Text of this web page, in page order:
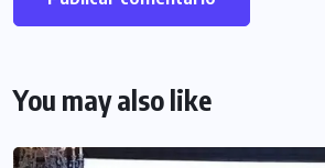
You may also like